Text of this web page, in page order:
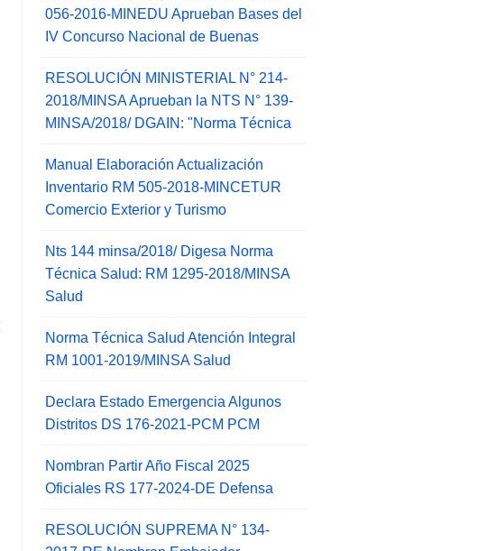
056-2016-MINEDU Aprueban Bases del
IV Concurso Nacional de Buenas
RESOLUCIÓN MINISTERIAL N° 214-
2018/MINSA Aprueban la NTS N° 139-
MINSA/2018/ DGAIN: "Norma Técnica
Manual Elaboración Actualización
Inventario RM 505-2018-MINCETUR
Comercio Exterior y Turismo
Nts 144 minsa/2018/ Digesa Norma
Técnica Salud: RM 1295-2018/MINSA
Salud
Norma Técnica Salud Atención Integral
RM 1001-2019/MINSA Salud
Declara Estado Emergencia Algunos
Distritos DS 176-2021-PCM PCM
Nombran Partir Año Fiscal 2025
Oficiales RS 177-2024-DE Defensa
RESOLUCIÓN SUPREMA N° 134-